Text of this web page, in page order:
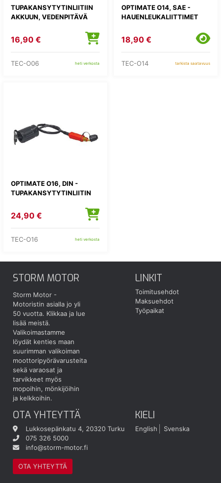
TUPAKANSYTYTINLIITIIN
AKKUUN, VEDENPITÄVÄ
16,90 €
TEC-O06 heti verkosta
OPTIMATE O14, SAE -
HAUENLEUKALIITTIMET
18,90 €
TEC-O14 tarkista saatavuus
OPTIMATE O16, DIN -
TUPAKANSYTYTINLIITIN
24,90 €
TEC-O16 heti verkosta
STORM MOTOR
Storm Motor -
Motoristin asialla jo yli
50 vuotta. Klikkaa ja lue
lisää meistä.
Valikoimastamme
löydät kenties maan
suurimman valikoiman
moottoripyörävarusteita
sekä varaosat ja
tarvikkeet myös
mopoihin, mönkijöihin
ja kelkkoihin.
LINKIT
Toimitusehdot
Maksuehdot
Työpaikat
OTA YHTEYTTÄ
Lukkosepänkatu 4, 20320 Turku
075 326 5000
info@storm-motor.fi
OTA YHTEYTTÄ
KIELI
English Svenska